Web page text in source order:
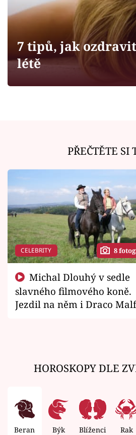
Sledujte prima+
Filmový festival Karlovy
Sledujte nás
7 tipů, jak
létě
PŘEČTĚTE SI
CELEBRITY 8
slavného filmového koně.
Jezdil na něm i Draco
HOROSKOPY DLE
Beran Býk Blíženci Rak